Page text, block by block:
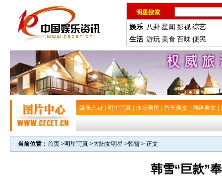
明星搜索
娱乐 八卦星闻 影视综艺
生活 游玩 美食 百味便民
娱乐八卦 明星写真 体坛美图 香车美女 网络美女
当前位置： 首页 >明星写真 >大陆女明星 >韩雪 > 正文
韩雪“巨款”